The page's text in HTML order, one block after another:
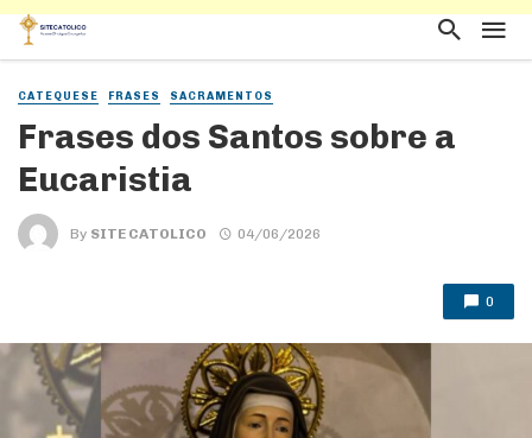
CATEQUESE FRASES SACRAMENTOS
Frases dos Santos sobre a
Eucaristia
By SITE CATOLICO 04/06/2026
0